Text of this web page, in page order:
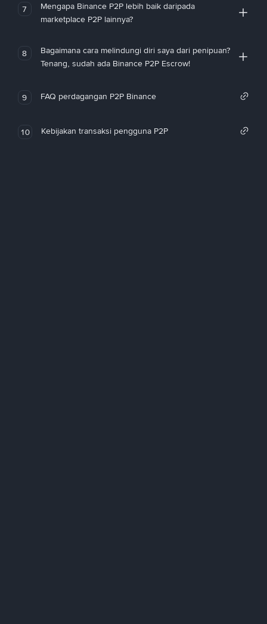
7
Mengapa Binance P2P lebih baik daripada
marketplace P2P lainnya?
8
Bagaimana cara melindungi diri saya dari penipuan?
Tenang, sudah ada Binance P2P Escrow!
9 FAQ perdagangan P2P Binance
10 Kebijakan transaksi pengguna P2P